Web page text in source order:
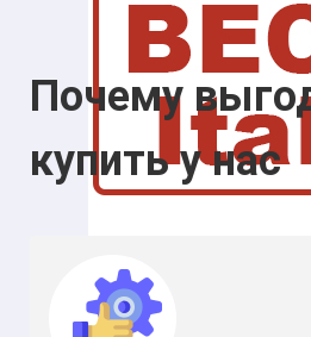
Подшипник UC 201 BSS
Почему
купить у нас